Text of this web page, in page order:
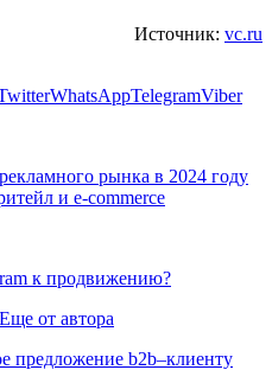
Источник: vc.ru
WhatsAppTelegramViber
рынка в 2024 году
и e-commerce
к продвижению?
Еще от автора
предложение b2b–клиенту